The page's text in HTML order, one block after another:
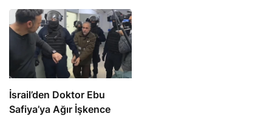
İsrail’den Doktor Ebu
Safiya’ya Ağır İşkence